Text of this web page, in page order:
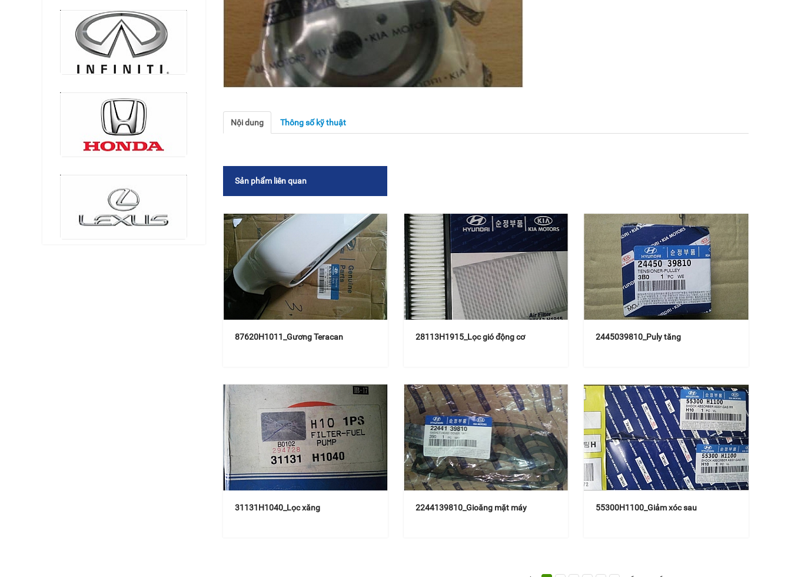
Nội dung Thông số kỹ thuật
Sản phẩm liên quan
87620H1011_Gương Teracan 28113H1915_Lọc gió động cơ 2445039810_Puly tăng
31131H1040_Lọc xăng 2244139810_Gioăng mặt máy 55300H1100_Giảm xóc sau